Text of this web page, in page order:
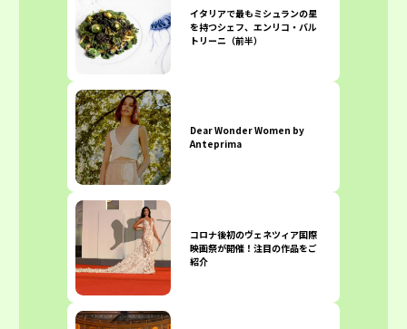
イタリアで最もミシュランの星
を持つシェフ、エンリコ・バル
トリーニ（前半）
Dear Wonder Women by
Anteprima
コロナ後初のヴェネツィア国際
映画祭が開催！注目の作品をご
紹介